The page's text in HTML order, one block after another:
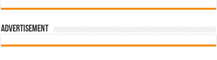
Advertisement